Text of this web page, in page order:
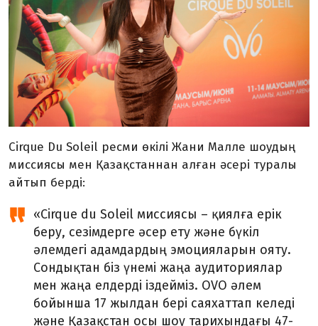
Cirque Du Soleil ресми өкілі Жани Малле шоудың
миссиясы мен Қазақстаннан алған әсері туралы
айтып берді:
«Cirque du Soleil миссиясы – қиялға ерік
беру, сезімдерге әсер ету және бүкіл
әлемдегі адамдардың эмоцияларын ояту.
Сондықтан біз үнемі жаңа аудиториялар
мен жаңа елдерді іздейміз. OVO әлем
бойынша 17 жылдан бері саяхаттап келеді
және Қазақстан осы шоу тарихындағы 47-